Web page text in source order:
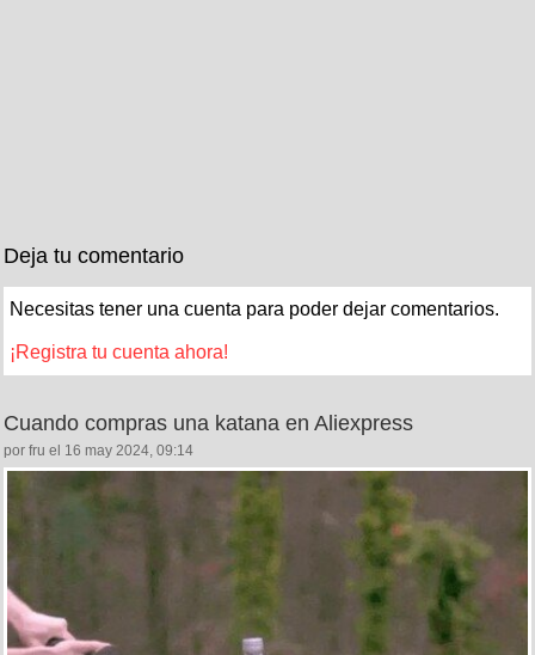
Deja tu comentario
Necesitas tener una cuenta para poder dejar comentarios.
¡Registra tu cuenta ahora!
Cuando compras una katana en Aliexpress
por fru el 16 may 2024, 09:14